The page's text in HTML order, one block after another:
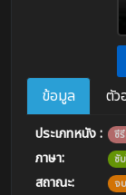
ข้อมูล ตัว
ประเภทหนัง : ซี
ภาษา: ซั
สถาณะ: จ